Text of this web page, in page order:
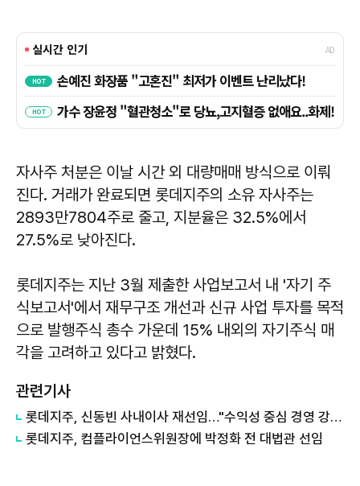
자사주 처분은 이날 시간 외 대량매매 방식으로 이뤄
진다. 거래가 완료되면 롯데지주의 소유 자사주는
2893만7804주로 줄고, 지분율은 32.5%에서
27.5%로 낮아진다.
롯데지주는 지난 3월 제출한 사업보고서 내 '자기 주
식보고서'에서 재무구조 개선과 신규 사업 투자를 목적
으로 발행주식 총수 가운데 15% 내외의 자기주식 매
각을 고려하고 있다고 밝혔다.
관련기사
롯데지주, 신동빈 사내이사 재선임…"수익성 중심 경영 강화"
롯데지주, 컴플라이언스위원장에 박정화 전 대법관 선임